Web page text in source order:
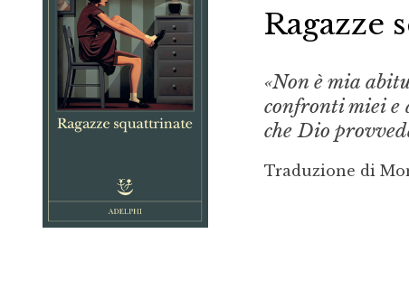
Ragazze
«Non è mia
confronti miei e
che Dio
Traduzione di